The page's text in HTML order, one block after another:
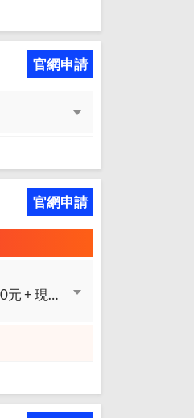
官網申請
官網申請
新戶享現金回饋最優7%，每月上限200元 + 現金回饋最優2%，每月上限150元 + 現金回饋最優1%，無上限